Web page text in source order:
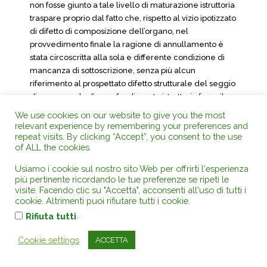
non fosse giunto a tale livello di maturazione istruttoria
traspare proprio dal fatto che, rispetto al vizio ipotizzato
di difetto di composizione dell’organo, nel
provvedimento finale la ragione di annullamento è
stata circoscritta alla sola e differente condizione di
mancanza di sottoscrizione, senza più alcun
riferimento al prospettato difetto strutturale del seggio
di gara; ma che l’approfondimento istruttorio fosse il
comportamento corretto da osservare discende
anche sia dal principio generale di salvezza e
conservazione degli atti procedimentali, sia dalla
circostanza per cui nei confronti di ASMEL non è
impedire tale decisivo approfondimento istruttorio,
che verosimilmente non si esclude avrebbe potuto
dirimere ogni dubbio, anche alla luce delle
allegazioni documentali di parte ricorrente depositate
Per quanto concerne il punto C), deve ritenersi essere
We use cookies on our website to give you the most
relevant experience by remembering your preferences and
repeat visits. By clicking “Accept”, you consent to the use
of ALL the cookies.
Usiamo i cookie sul nostro sito Web per offrirti l'esperienza
più pertinente ricordando le tue preferenze se ripeti le
visite. Facendo clic su "Accetta", acconsenti all'uso di tutti i
cookie. Altrimenti puoi rifiutare tutti i cookie.
Rifiuta tutti
Cookie settings ACCETTA